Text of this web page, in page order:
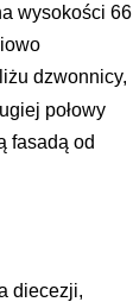
wysokości 66
dzwonnicy,
połowy
fasadą od
diecezji,